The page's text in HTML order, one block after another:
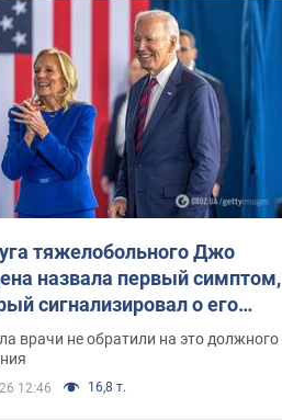
тяжелобольного Джо
назвала первый симптом,
сигнализировал о его
раке
врачи не обратили на это должного
12:46 16,8 т.